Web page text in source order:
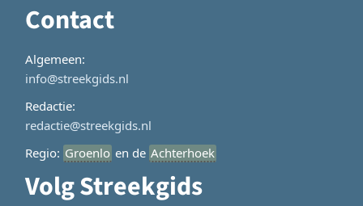
Contact
Algemeen:
info@streekgids.nl
Redactie:
redactie@streekgids.nl
Regio: Groenlo en de Achterhoek
Volg Streekgids